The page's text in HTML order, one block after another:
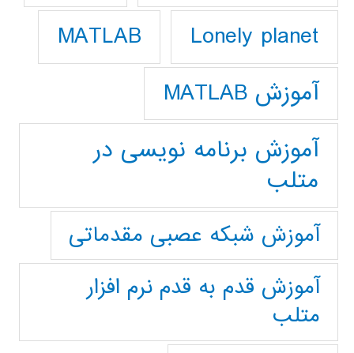
Lonely planet
MATLAB
آموزش MATLAB
آموزش برنامه نویسی در
متلب
آموزش شبکه عصبی مقدماتی
آموزش قدم به قدم نرم افزار
متلب